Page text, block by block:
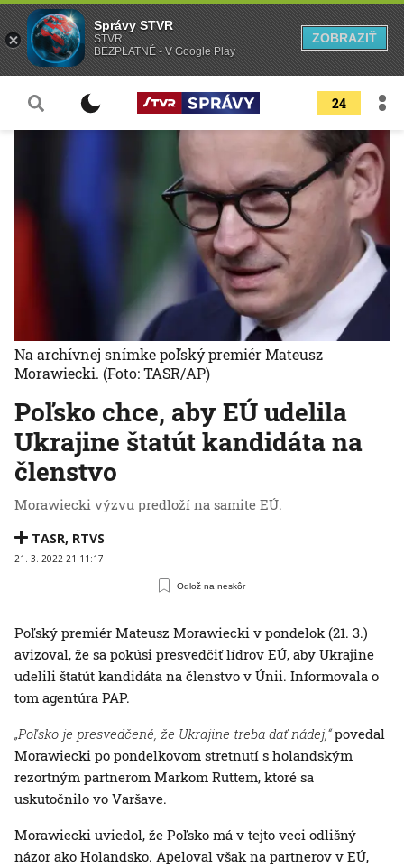
24
Poľsko chce, aby EÚ udelila
Ukrajine štatút kandidáta na
členstvo
Morawiecki výzvu predloží na samite EÚ.
TASR, RTVS
21. 3. 2022 21:11:17
Odlož na neskôr
Na archívnej snímke poľský premiér Mateusz
Morawiecki. (Foto: TASR/AP)
Poľský premiér Mateusz Morawiecki v pondelok (21. 3.)
avizoval, že sa pokúsi presvedčiť lídrov EÚ, aby Ukrajine
udelili štatút kandidáta na členstvo v Únii. Informovala o
tom agentúra PAP.
„Poľsko je presvedčené, že Ukrajine treba dať nádej,“povedal
Morawiecki po pondelkovom stretnutí s holandským
rezortným partnerom Markom Ruttem, ktoré sa
uskutočnilo vo Varšave.
Morawiecki uviedol, že Poľsko má v tejto veci odlišný
názor ako Holandsko. Apeloval však na partnerov v EÚ,
Správy STVR
STVR
BEZPLATNÉ - V Google Play
ZOBRAZIŤ